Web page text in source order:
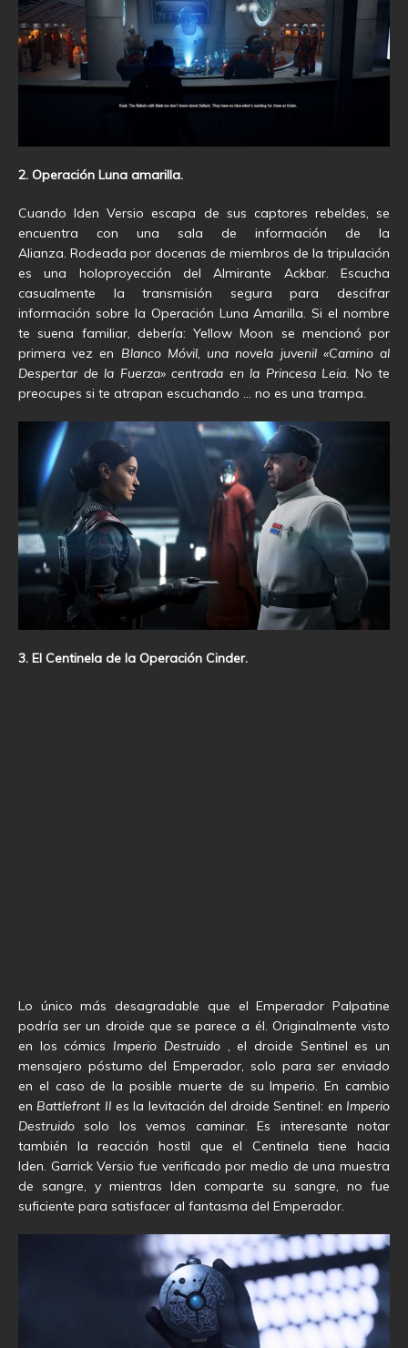
2. Operación Luna amarilla.
Cuando Iden Versio escapa de sus captores rebeldes, se
encuentra con una sala de información de la
Alianza. Rodeada por docenas de miembros de la tripulación
es una holoproyección del Almirante Ackbar. Escucha
casualmente la transmisión segura para descifrar
información sobre la Operación Luna Amarilla. Si el nombre
te suena familiar, debería: Yellow Moon se mencionó por
primera vez en Blanco Móvil, una novela juvenil «Camino al
Despertar de la Fuerza» centrada en la Princesa Leia. No te
preocupes si te atrapan escuchando … no es una trampa.
3. El Centinela de la Operación Cinder.
Lo único más desagradable que el Emperador Palpatine
podría ser un droide que se parece a él. Originalmente visto
en los cómics Imperio Destruido, el droide Sentinel es un
mensajero póstumo del Emperador, solo para ser enviado
en el caso de la posible muerte de su Imperio. En cambio
en Battlefront II es la levitación del droide Sentinel: en Imperio
Destruido solo los vemos caminar. Es interesante notar
también la reacción hostil que el Centinela tiene hacia
Iden. Garrick Versio fue verificado por medio de una muestra
de sangre, y mientras Iden comparte su sangre, no fue
suficiente para satisfacer al fantasma del Emperador.